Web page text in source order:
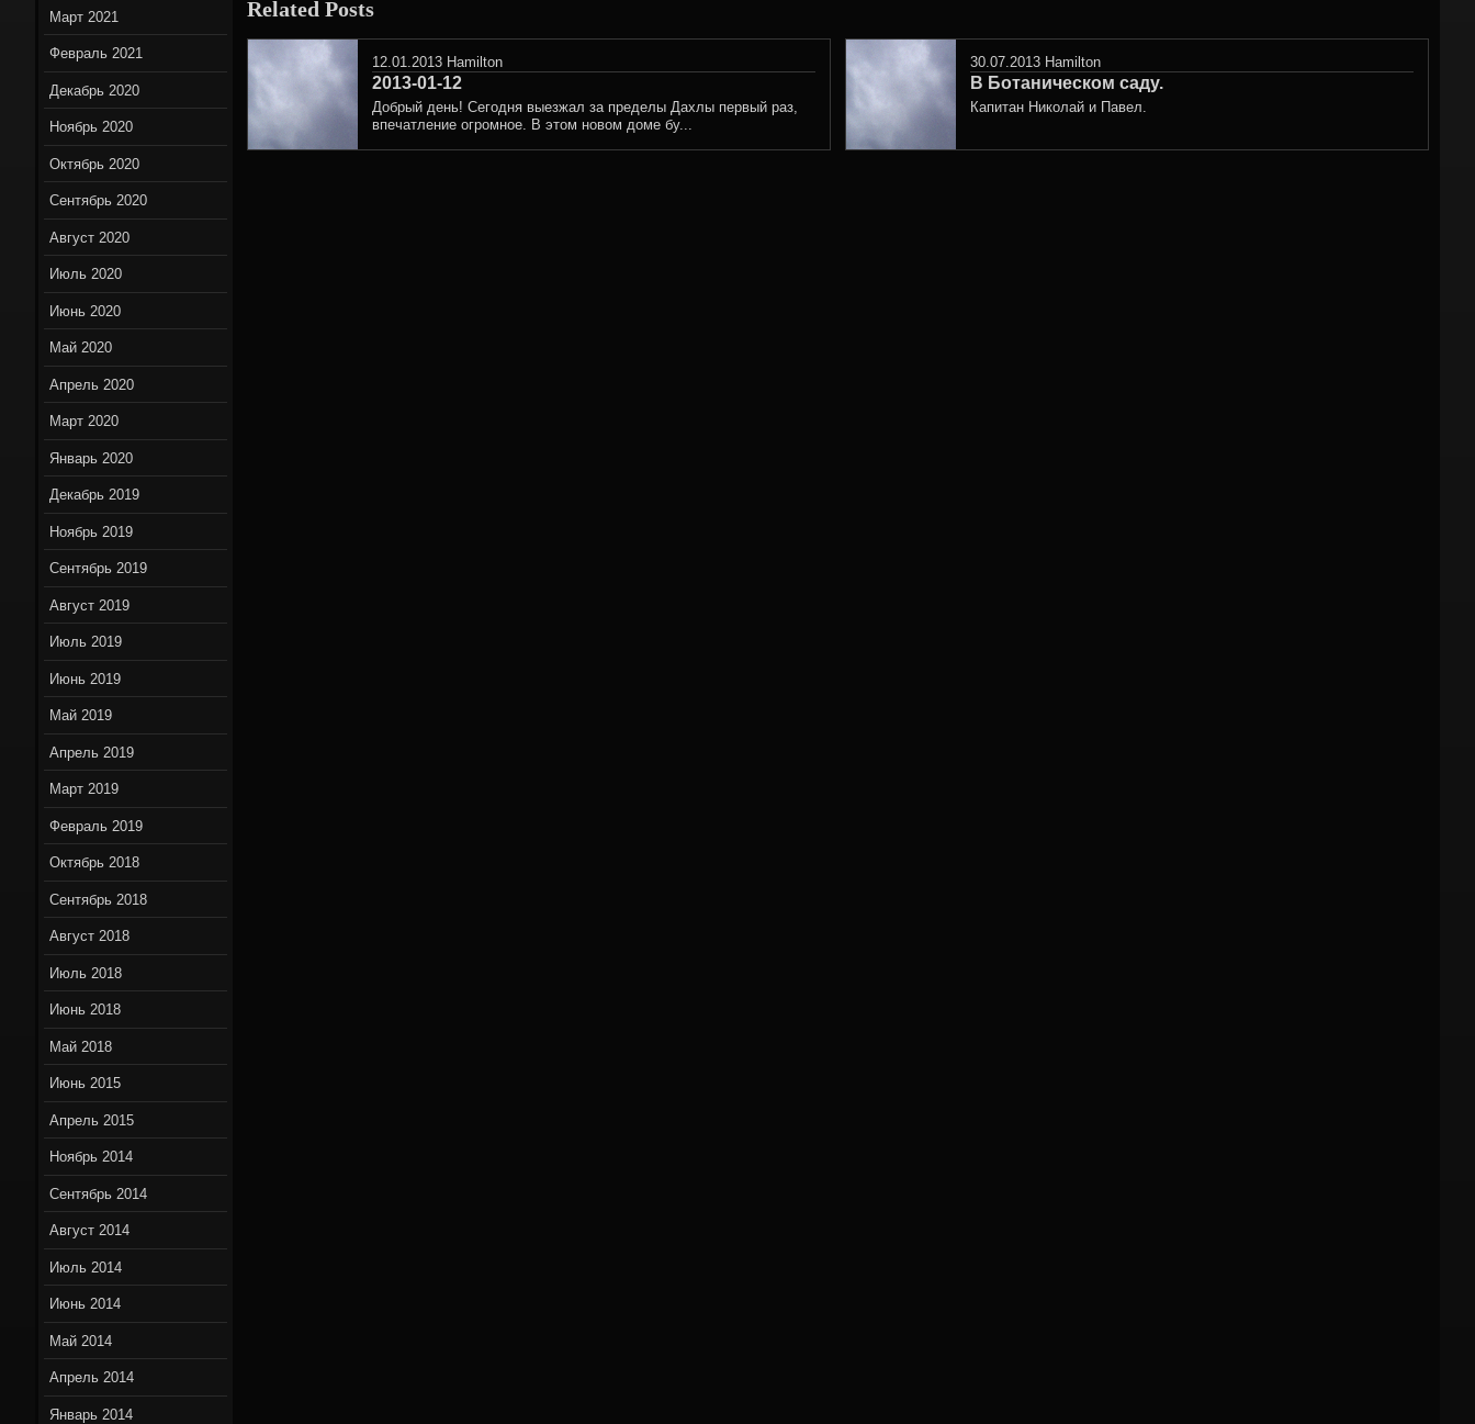
Related Posts
12.01.2013 Hamilton
2013-01-12
Добрый день! Сегодня выезжал за пределы Дахлы первый раз,
впечатление огромное. В этом новом доме бу...
30.07.2013 Hamilton
В Ботаническом саду.
Капитан Николай и Павел.
Март 2021
Февраль 2021
Декабрь 2020
Ноябрь 2020
Октябрь 2020
Сентябрь 2020
Август 2020
Июль 2020
Июнь 2020
Май 2020
Апрель 2020
Март 2020
Январь 2020
Декабрь 2019
Ноябрь 2019
Сентябрь 2019
Август 2019
Июль 2019
Июнь 2019
Май 2019
Апрель 2019
Март 2019
Февраль 2019
Октябрь 2018
Сентябрь 2018
Август 2018
Июль 2018
Июнь 2018
Май 2018
Июнь 2015
Апрель 2015
Ноябрь 2014
Сентябрь 2014
Август 2014
Июль 2014
Июнь 2014
Май 2014
Апрель 2014
Январь 2014